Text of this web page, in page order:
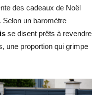
des cadeaux de Noël
Selon un baromètre
se disent prêts à revendre
une proportion qui grimpe